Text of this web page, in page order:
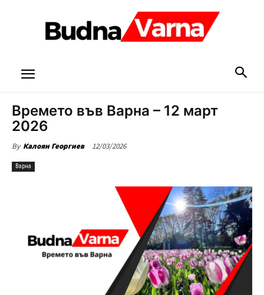
Времето във Варна – 12 март
2026
By Калоян Георгиев 12/03/2026
Варна